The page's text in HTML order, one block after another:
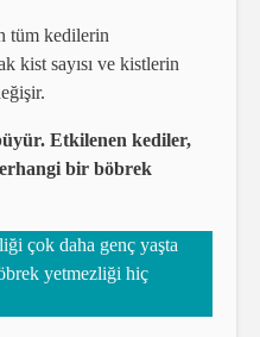
tüm kedilerin
kist sayısı ve kistlerin
Etkilenen kediler,
bir böbrek
çok daha genç yaşta
yetmezliği hiç